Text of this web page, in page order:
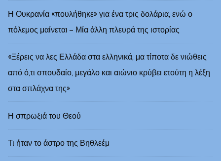
Η Ουκρανία «πουλήθηκε» για ένα τρις δολάρια, ενώ ο
πόλεμος μαίνεται – Μία άλλη πλευρά της ιστορίας
«Ξέρεις να λες Ελλάδα στα ελληνικά, μα τίποτα δε νιώθεις
από ό,τι σπουδαίο, μεγάλο και αιώνιο κρύβει ετούτη η λέξη
στα σπλάχνα της»
Η σπρωξιά του Θεού
Τι ήταν το άστρο της Βηθλεέμ